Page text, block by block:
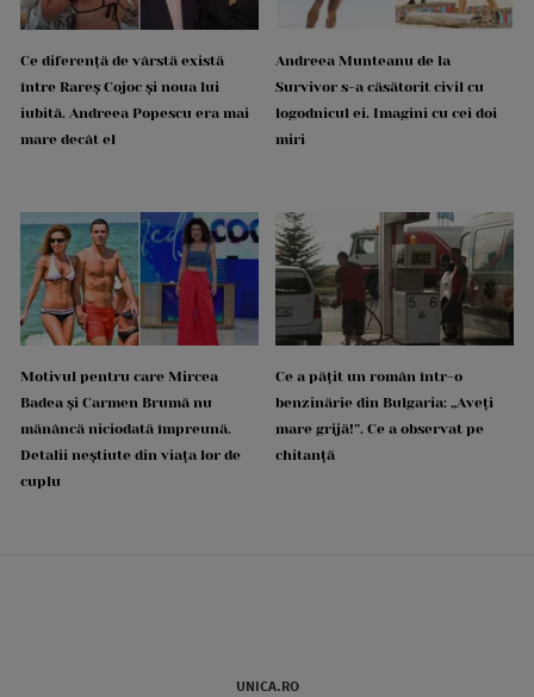
Ce diferență de vârstă există
între Rareș Cojoc și noua lui
iubită. Andreea Popescu era mai
mare decât el
Andreea Munteanu de la
Survivor s-a căsătorit civil cu
logodnicul ei. Imagini cu cei doi
miri
Motivul pentru care Mircea
Badea și Carmen Brumă nu
mănâncă niciodată împreună.
Detalii neștiute din viața lor de
cuplu
Ce a pățit un român într-o
benzinărie din Bulgaria: „Aveți
mare grijă!”. Ce a observat pe
chitanță
UNICA.RO